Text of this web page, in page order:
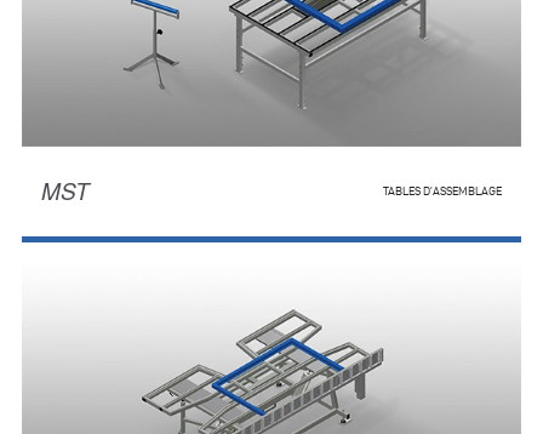
MST TABLES D'ASSEMBLAGE